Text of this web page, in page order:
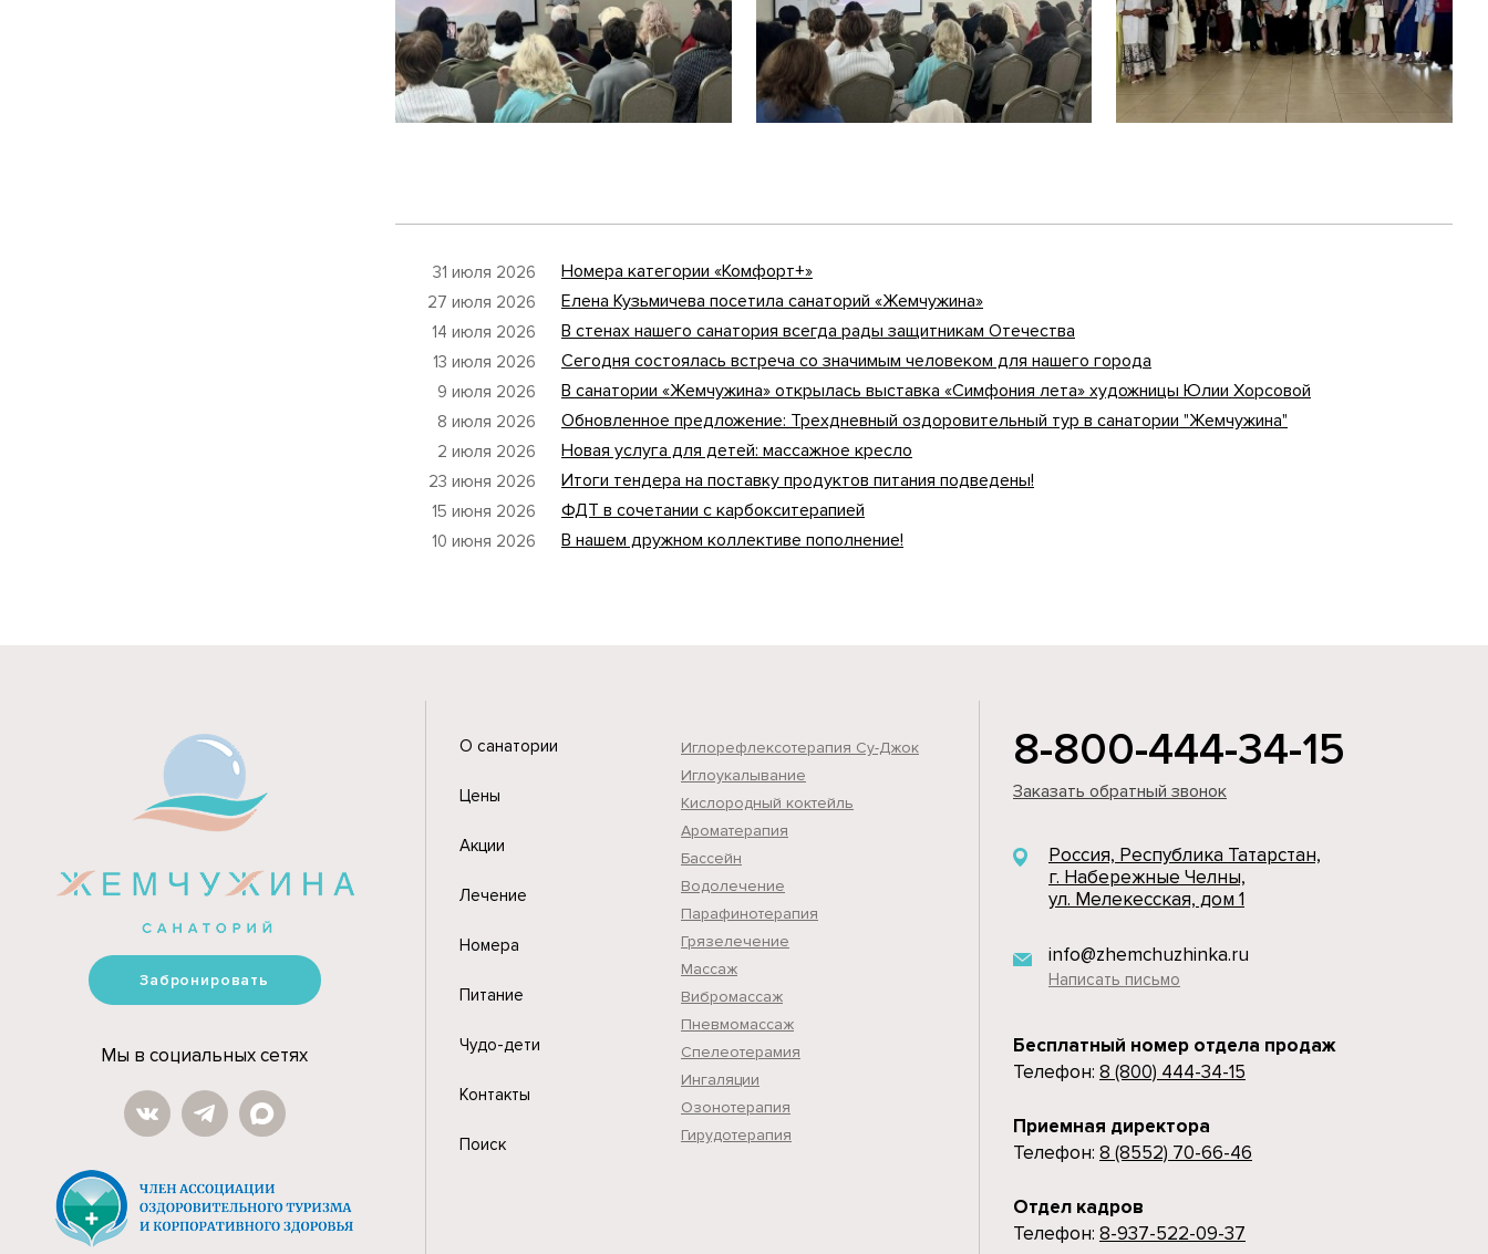
31 июля 2026 Номера категории «Комфорт+»
27 июля 2026 Елена Кузьмичева посетила санаторий «Жемчужина»
14 июля 2026 В стенах нашего санатория всегда рады защитникам Отечества
13 июля 2026 Сегодня состоялась встреча со значимым человеком для нашего города
9 июля 2026 В санатории «Жемчужина» открылась выставка «Симфония лета» художницы Юлии Хорсовой
8 июля 2026 Обновленное предложение: Трехдневный оздоровительный тур в санатории "Жемчужина"
2 июля 2026 Новая услуга для детей: массажное кресло
23 июня 2026 Итоги тендера на поставку продуктов питания подведены!
15 июня 2026 ФДТ в сочетании с карбокситерапией
10 июня 2026 В нашем дружном коллективе пополнение!
Забронировать
Мы в социальных сетях
О санатории
Цены
Акции
Лечение
Номера
Питание
Чудо-дети
Контакты
Поиск
Иглорефлексотерапия Су-Джок
Иглоукалывание
Кислородный коктейль
Ароматерапия
Бассейн
Водолечение
Парафинотерапия
Грязелечение
Массаж
Вибромассаж
Пневмомассаж
Cпелеотерамия
Ингаляции
Озонотерапия
Гирудотерапия
8-800-444-34-15
Заказать обратный звонок
Россия, Республика Татарстан,
г. Набережные Челны,
ул. Мелекесская, дом 1
info@zhemchuzhinka.ru
Написать письмо
Бесплатный номер отдела продаж
Телефон: 8 (800) 444-34-15
Приемная директора
Телефон: 8 (8552) 70-66-46
Отдел кадров
Телефон: 8-937-522-09-37